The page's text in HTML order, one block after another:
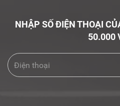
NHẬP SỐ ĐIỆN THOẠI
50.000